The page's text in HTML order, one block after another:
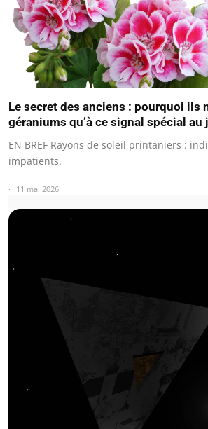
Le secret des anciens : pourquoi ils
géraniums qu’à ce signal spécial au
EN BREF Rayons de soleil printaniers :
impatients.
11 mai 2026